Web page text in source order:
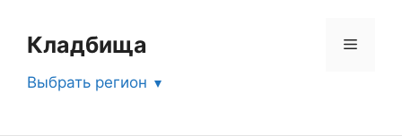
содержимому
Кладбища Меню
Выбрать регион